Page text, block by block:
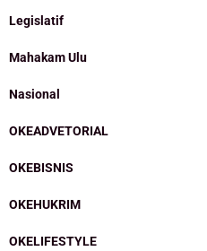
Legislatif
Mahakam Ulu
Nasional
OKEADVETORIAL
OKEBISNIS
OKEHUKRIM
OKELIFESTYLE